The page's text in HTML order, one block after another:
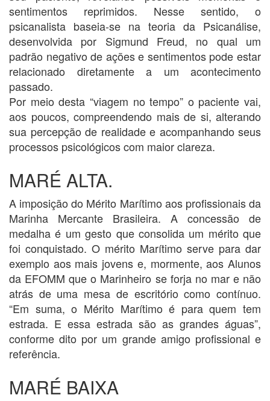
sentimentos reprimidos. Nesse sentido, o
psicanalista baseia-se na teoria da Psicanálise,
desenvolvida por Sigmund Freud, no qual um
padrão negativo de ações e sentimentos pode estar
relacionado diretamente a um acontecimento
passado.
Por meio desta “viagem no tempo” o paciente vai,
aos poucos, compreendendo mais de si, alterando
sua percepção de realidade e acompanhando seus
processos psicológicos com maior clareza.
MARÉ ALTA.
A imposição do Mérito Marítimo aos profissionais da
Marinha Mercante Brasileira. A concessão de
medalha é um gesto que consolida um mérito que
foi conquistado. O mérito Marítimo serve para dar
exemplo aos mais jovens e, mormente, aos Alunos
da EFOMM que o Marinheiro se forja no mar e não
atrás de uma mesa de escritório como contínuo.
“Em suma, o Mérito Marítimo é para quem tem
estrada. E essa estrada são as grandes águas”,
conforme dito por um grande amigo profissional e
referência.
MARÉ BAIXA